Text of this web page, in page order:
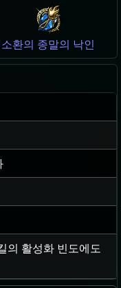
소환의 종말의 낙인
의 활성화 빈도에도